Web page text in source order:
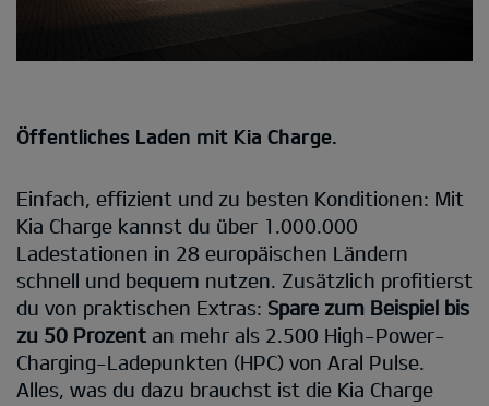
Öffentliches Laden mit Kia Charge.
Einfach, effizient und zu besten Konditionen: Mit
Kia Charge kannst du über 1.000.000
Ladestationen in 28 europäischen Ländern
schnell und bequem nutzen. Zusätzlich profitierst
du von praktischen Extras: Spare zum Beispiel bis
zu 50 Prozent an mehr als 2.500 High-Power-
Charging-Ladepunkten (HPC) von Aral Pulse.
Alles, was du dazu brauchst ist die Kia Charge